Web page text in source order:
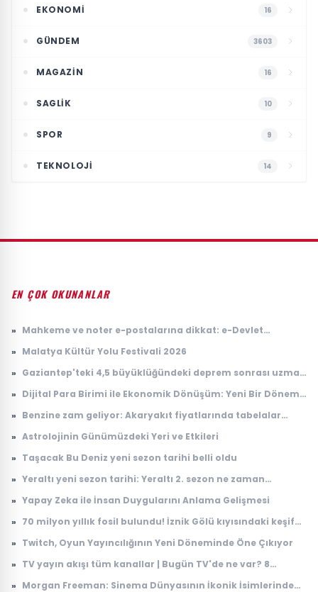
EKONOMI 16
GÜNDEM 3603
MAGAZIN 16
SAGLIK 10
SPOR 9
TEKNOLOJI 14
EN ÇOK OKUNANLAR
» Mahkeme ve noter e-postalarına dikkat: e-Devlet
» Malatya Kültür Yolu Festivali 2026
» Gaziantep'teki 4,5 büyüklüğündeki deprem sonrası uzman
» Dijital Para Birimi ile Ekonomik Dönüşüm: Yeni Bir Dönem
» Benzine zam geliyor: Akaryakıt fiyatlarında tabelalar
» Astrolojinin Günümüzdeki Yeri ve Etkileri
» Taşacak Bu Deniz yeni sezon tarihi belli oldu
» Yeraltı yeni sezon tarihi: Yeraltı 2. sezon ne zaman
» Yapay Zeka ile İnsan Duygularını Anlama Gelişmesi
» 70 milyon yıllık fosil bulundu! İznik Gölü kıyısındaki keşif
» Twitch, Oyun Yayıncılığının Yeni Döneminde Öne Çıkıyor
» TV yayın akışı tüm kanallar | Bugün TV'de ne var? 8
» Morgan Freeman: Sinema Dünyasının İkonik İsimlerinden